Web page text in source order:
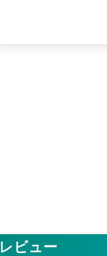
レビュー